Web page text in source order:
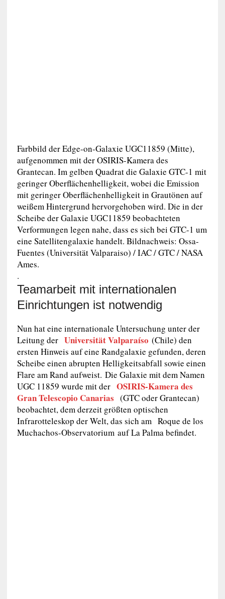
Farbbild der Edge-on-Galaxie UGC11859 (Mitte),
aufgenommen mit der OSIRIS-Kamera des
Grantecan. Im gelben Quadrat die Galaxie GTC-1 mit
geringer Oberflächenhelligkeit, wobei die Emission
mit geringer Oberflächenhelligkeit in Grautönen auf
weißem Hintergrund hervorgehoben wird. Die in der
Scheibe der Galaxie UGC11859 beobachteten
Verformungen legen nahe, dass es sich bei GTC-1 um
eine Satellitengalaxie handelt. Bildnachweis: Ossa-
Fuentes (Universität Valparaiso) / IAC / GTC / NASA
Ames.
.
Teamarbeit mit internationalen
Einrichtungen ist notwendig
Nun hat eine internationale Untersuchung unter der
Leitung der Universität Valparaíso (Chile) den
ersten Hinweis auf eine Randgalaxie gefunden, deren
Scheibe einen abrupten Helligkeitsabfall sowie einen
Flare am Rand aufweist. Die Galaxie mit dem Namen
UGC 11859 wurde mit der OSIRIS-Kamera des
Gran Telescopio Canarias (GTC oder Grantecan)
beobachtet, dem derzeit größten optischen
Infrarotteleskop der Welt, das sich am Roque de los
Muchachos-Observatorium auf La Palma befindet.